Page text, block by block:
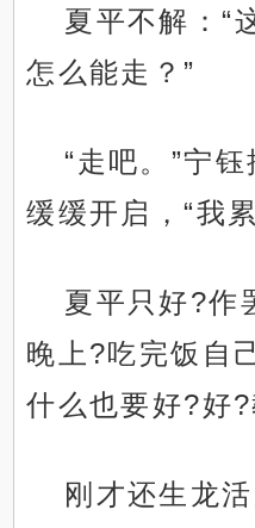
夏平不解：“
怎么能走？”
“走吧。”宁
缓缓开启，“我
夏平只好?作
晚上?吃完饭自
什么也要好?好?
刚才还生龙